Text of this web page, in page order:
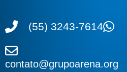
(55) 3243-7614
contato@grupoarena.org